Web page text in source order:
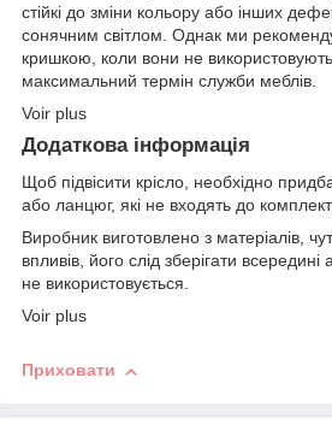
стійкі до зміни кольору або інших
сонячним світлом. Однак ми
кришкою, коли вони не
максимальний термін служби меблів.
Voir plus
Додаткова інформація
Щоб підвісити крісло, необхідно
або ланцюг, які не входять до
Виробник виготовлено з матеріалів,
впливів, його слід зберігати
не використовується.
Voir plus
Приховати